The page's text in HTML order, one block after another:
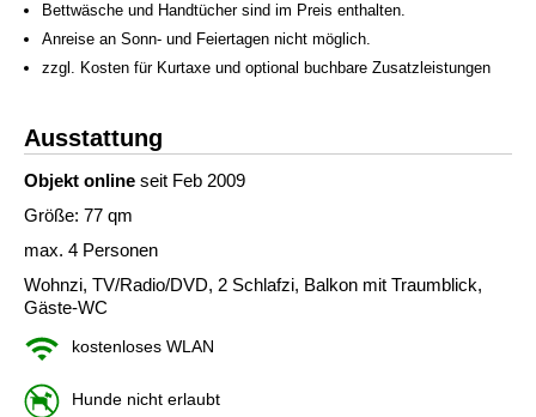
Bettwäsche und Handtücher sind im Preis enthalten.
Anreise an Sonn- und Feiertagen nicht möglich.
zzgl. Kosten für Kurtaxe und optional buchbare Zusatzleistungen
Ausstattung
Objekt online seit Feb 2009
Größe: 77 qm
max. 4 Personen
Wohnzi, TV/Radio/DVD, 2 Schlafzi, Balkon mit Traumblick,
Gäste-WC
kostenloses WLAN
Hunde nicht erlaubt